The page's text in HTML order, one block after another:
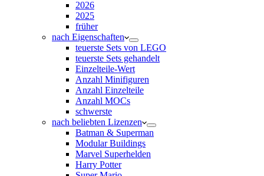
2026
2025
früher
nach Eigenschaften
teuerste Sets von LEGO
teuerste Sets gehandelt
Einzelteile-Wert
Anzahl Minifiguren
Anzahl Einzelteile
Anzahl MOCs
schwerste
nach beliebten Lizenzen
Batman & Superman
Modular Buildings
Marvel Superhelden
Harry Potter